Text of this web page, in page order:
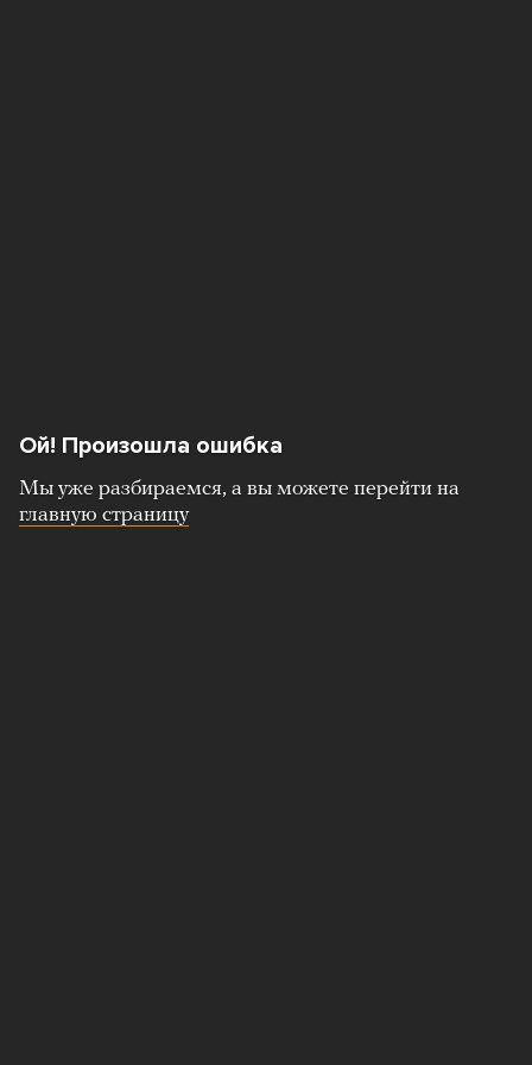
Ой! Произошла ошибка
Мы уже разбираемся, а вы можете перейти на
главную страницу